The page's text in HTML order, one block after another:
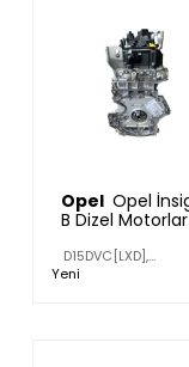
Opel
B Dizel Motorlar
D15DVC[LXD],
F15DVC[LXD],
Yeni